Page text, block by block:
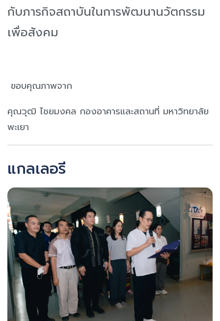
กับภารกิจสถาบันในการพัฒนานวัตกรรม
เพื่อสังคม
ขอบคุณภาพจาก
คุณวุฒิ ไชยมงคล กองอาคารและสถานที่ มหาวิทยาลัย
พะเยา
แกลเลอรี